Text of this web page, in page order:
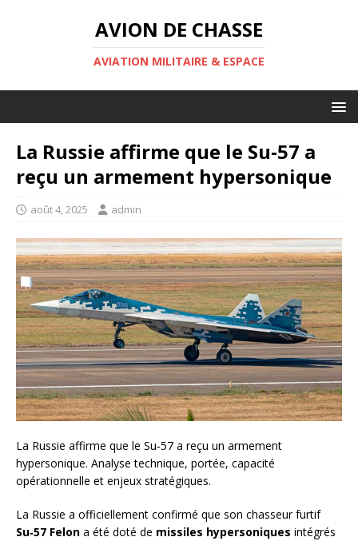
AVION DE CHASSE
AVIATION MILITAIRE & ESPACE
La Russie affirme que le Su‑57 a
reçu un armement hypersonique
août 4, 2025 admin
La Russie affirme que le Su‑57 a reçu un armement
hypersonique. Analyse technique, portée, capacité
opérationnelle et enjeux stratégiques.
La Russie a officiellement confirmé que son chasseur furtif
Su‑57 Felon a été doté de missiles hypersoniques intégrés